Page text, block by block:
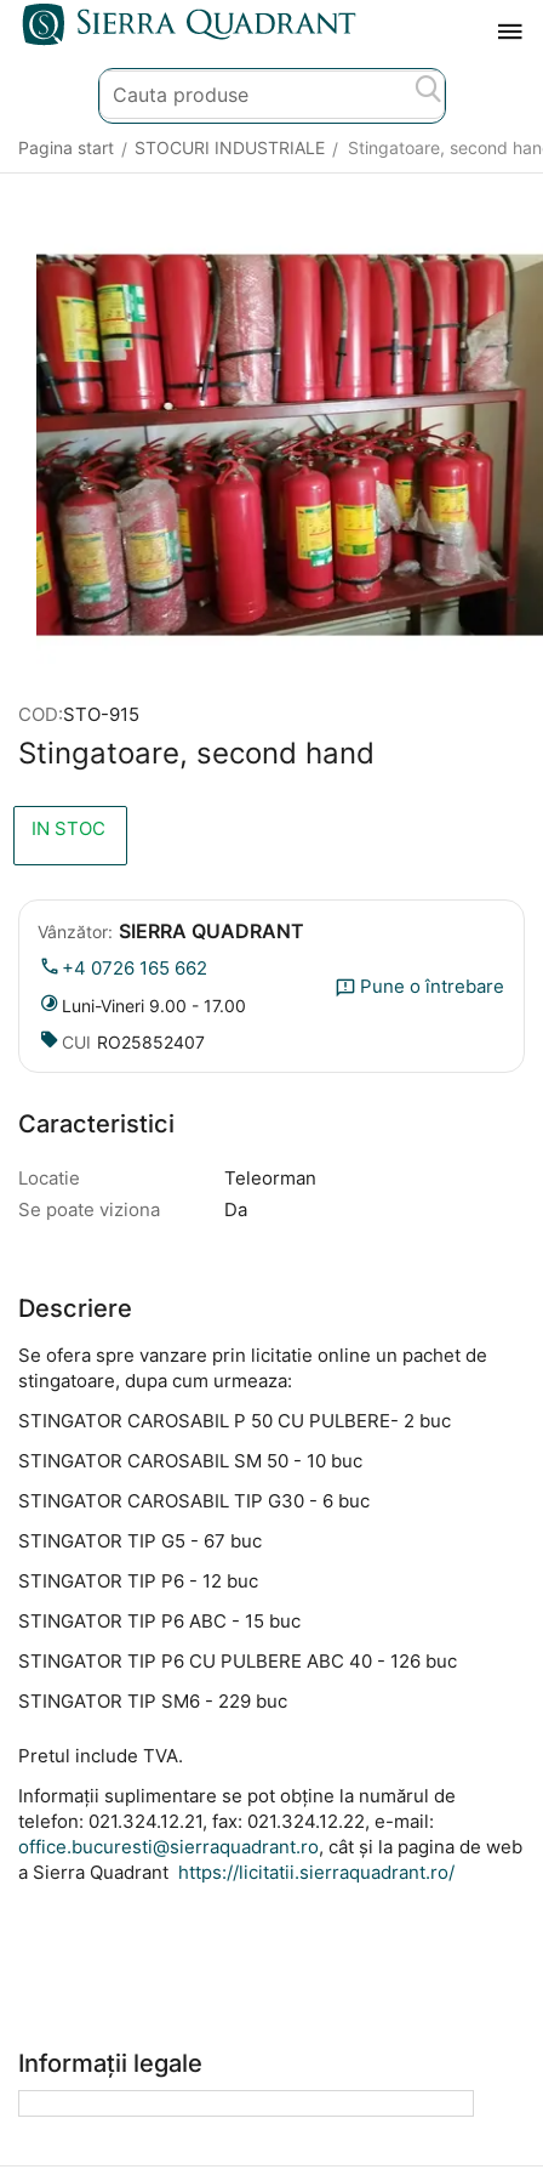
Pagina start / STOCURI INDUSTRIALE / Stingatoare, second
COD:STO-915
Stingatoare, second hand
IN STOC
Vânzător: SIERRA QUADRANT
+4 0726 165 662
Luni-Vineri 9.00 - 17.00
CUI RO25852407
Pune o întrebare
Caracteristici
Locatie
Teleorman
Se poate viziona
Da
Descriere
Se ofera spre vanzare prin licitatie online un pachet de
stingatoare, dupa cum urmeaza:
STINGATOR CAROSABIL P 50 CU PULBERE- 2 buc
STINGATOR CAROSABIL SM 50 - 10 buc
STINGATOR CAROSABIL TIP G30 - 6 buc
STINGATOR TIP G5 - 67 buc
STINGATOR TIP P6 - 12 buc
STINGATOR TIP P6 ABC - 15 buc
STINGATOR TIP P6 CU PULBERE ABC 40 - 126 buc
STINGATOR TIP SM6 - 229 buc
Pretul include TVA.
Informații suplimentare se pot obține la numărul de
telefon: 021.324.12.21, fax: 021.324.12.22, e-mail:
office.bucuresti@sierraquadrant.ro, cât și la pagina de web
a Sierra Quadrant https://licitatii.sierraquadrant.ro/
Informații legale